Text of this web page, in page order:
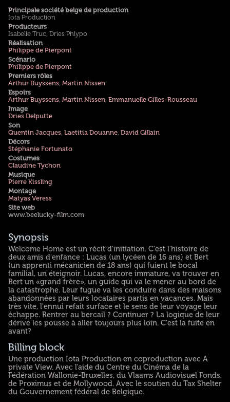
Principale société belge de production
Iota Production
Producteurs
Isabelle Truc, Dries Phlypo
Réalisation
Philippe de Pierpont
Scénario
Philippe de Pierpont
Premiers rôles
Arthur Buyssens, Martin Nissen
Espoirs
Arthur Buyssens, Martin Nissen, Emmanuelle Gilles-Rousseau
Image
Dries Delputte
Son
Quentin Jacques, Laetitia Douanne, David Gillain
Décors
Stéphanie Fortunato
Costumes
Claudine Tychon
Musique
Pierre Kissling
Montage
Matyas Veress
Site web
www.beelucky-film.com
Synopsis
Welcome Home est un récit d'initiation. C'est l'histoire de
deux amis d'enfance : Lucas (un lycéen de 16 ans) et Bert
(un apprenti mécanicien de 18 ans) qui fuient le bocal
familial, un éteignoir. Lucas, encore immature, va trouver en
Bert un «grand frère», un guide qui va le mener au bord de
la catastrophe. Leur fugue va les conduire dans des maisons
abandonnées par leurs locataires partis en vacances. Mais
très vite, l'ennui refait surface et le sens de leur voyage leur
échappe. Rentrer au bercail ? Continuer ? La logique de leur
dérive les pousse à aller toujours plus loin. C'est la fuite en
avant?
Billing block
Une production Iota Production en coproduction avec A
private View. Avec l'aide du Centre du Cinéma de la
Fédération Wallonie-Bruxelles, du Vlaams Audiovisuel Fonds,
de Proximus et de Mollywood. Avec le soutien du Tax Shelter
du Gouvernement fédéral de Belgique.